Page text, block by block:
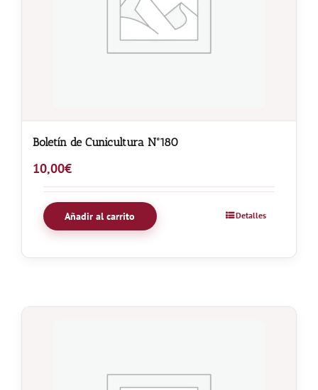
Boletín de Cunicultura Nº180
10,00€
Añadir al carrito Detalles